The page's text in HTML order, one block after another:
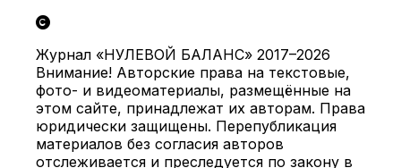
Журнал «НУЛЕВОЙ БАЛАНС» 2017–2026
Внимание! Авторские права на текстовые,
фото- и видеоматериалы, размещённые на
этом сайте, принадлежат их авторам. Права
юридически защищены. Перепубликация
материалов без согласия авторов
отслеживается и преследуется по закону в